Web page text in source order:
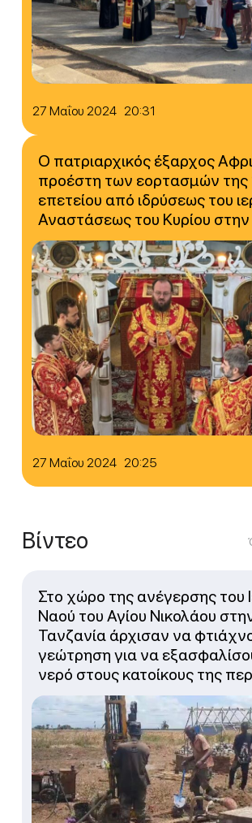
27 Μαΐου 2024 20:31
27 Μαΐου 2024 20:25
Ο πατριαρχικός έξαρχος
προέστη των εορτασμών της
επετείου από ιδρύσεως του
Αναστάσεως του Κυρίου στην
Βίντεο
Στο χώρο της ανέγερσης του
Ναού του Αγίου Νικολάου
Τανζανία άρχισαν να
γεώτρηση για να
νερό στους κατοίκους της